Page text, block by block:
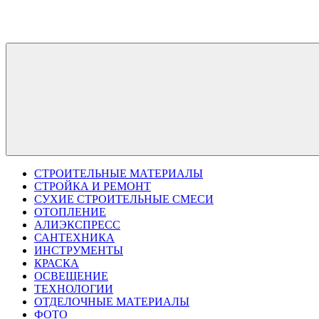
СТРОИТЕЛЬНЫЕ МАТЕРИАЛЫ
СТРОЙКА И РЕМОНТ
СУХИЕ СТРОИТЕЛЬНЫЕ СМЕСИ
ОТОПЛЕНИЕ
АЛИЭКСПРЕСС
САНТЕХНИКА
ИНСТРУМЕНТЫ
КРАСКА
ОСВЕЩЕНИЕ
ТЕХНОЛОГИИ
ОТДЕЛОЧНЫЕ МАТЕРИАЛЫ
ФОТО